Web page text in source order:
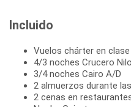
Incluido
Vuelos chárter en
4/3 noches Crucero
3/4 noches Cairo A/D
2 almuerzos durante
2 cenas en